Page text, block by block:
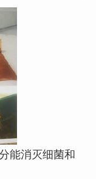
能消灭细菌和